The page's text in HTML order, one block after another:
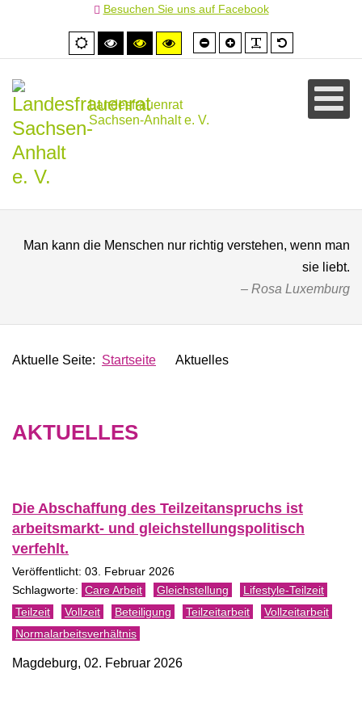
Besuchen Sie uns auf Facebook
Normale
Ansicht
Hoher
Kontrast
Hoher
Kontrast
Hoher
Kontrast
Schrift
kleiner
Schrift
größer
Landesfrauenrat
Sachsen-Anhalt e. V.
Man kann die Menschen nur richtig verstehen, wenn man
sie liebt.
Rosa Luxemburg
Aktuelle Seite: Startseite Aktuelles
AKTUELLES
Die Abschaffung des Teilzeitanspruchs ist
arbeitsmarkt- und gleichstellungspolitisch
verfehlt.
Veröffentlicht: 03. Februar 2026
Care Arbeit Gleichstellung
Lifestyle-Teilzeit
Teilzeit
Vollzeit Beteiligung Teilzeitarbeit
Vollzeitarbeit
Normalarbeitsverhältnis
Magdeburg, 02. Februar 2026